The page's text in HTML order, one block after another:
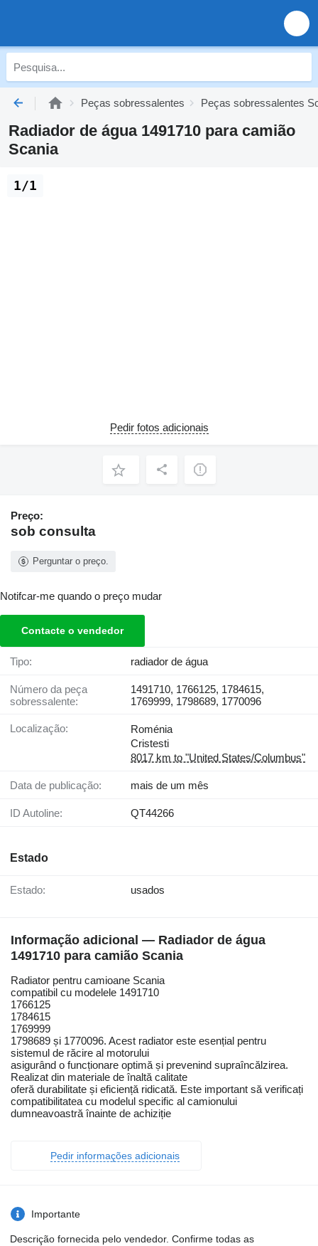
Peças sobressalentes Peças sobressalentes
Radiador de água 1491710 para camião
Scania
1/1
Pedir fotos adicionais
Preço:
sob consulta
Perguntar o preço.
Notifcar-me quando o preço mudar
Contacte o vendedor
Tipo: radiador de água
Número da peça
sobressalente:
1491710, 1766125, 1784615,
1769999, 1798689, 1770096
Localização:
Roménia
Cristesti
8017 km to "United States/Columbus"
Data de publicação: mais de um mês
ID Autoline: QT44266
Estado
Estado: usados
Informação adicional — Radiador de água
1491710 para camião Scania
Radiator pentru camioane Scania
compatibil cu modelele 1491710
1766125
1784615
1769999
1798689 și 1770096. Acest radiator este esențial pentru
sistemul de răcire al motorului
asigurând o funcționare optimă și prevenind supraîncălzirea.
Realizat din materiale de înaltă calitate
oferă durabilitate și eficiență ridicată. Este important să verificați
compatibilitatea cu modelul specific al camionului
dumneavoastră înainte de achiziție
Pedir informações adicionais
Importante
Descrição fornecida pelo vendedor. Confirme todas as